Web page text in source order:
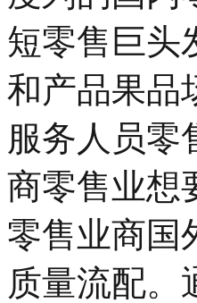
短零售巨头
和产品果品
服务人员零
商零售业想
零售业商国
质量流配。